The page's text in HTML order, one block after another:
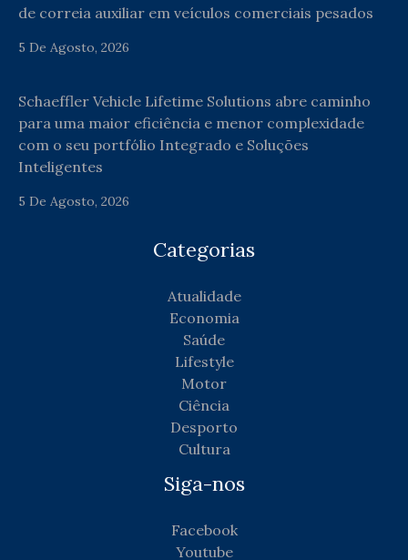
de correia auxiliar em veículos comerciais pesados
5 De Agosto, 2026
Schaeffler Vehicle Lifetime Solutions abre caminho
para uma maior eficiência e menor complexidade
com o seu portfólio Integrado e Soluções
Inteligentes
5 De Agosto, 2026
Categorias
Atualidade
Economia
Saúde
Lifestyle
Motor
Ciência
Desporto
Cultura
Siga-nos
Facebook
Youtube